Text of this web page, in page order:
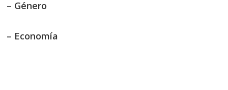
– Género
– Economía